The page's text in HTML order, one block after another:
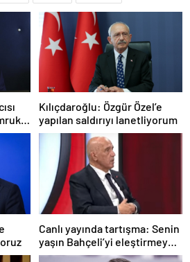
Kılıçdaroğlu: Özgür Özel’e
yapılan saldırıyı lanetliyorum
Canlı yayında tartışma: Senin
yaşın Bahçeli’yi eleştirmeye
yetmez